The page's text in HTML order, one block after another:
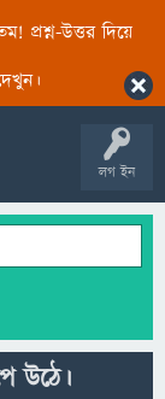
প্রশ্ন-উত্তর দিয়ে
লগ ইন
উঠে।